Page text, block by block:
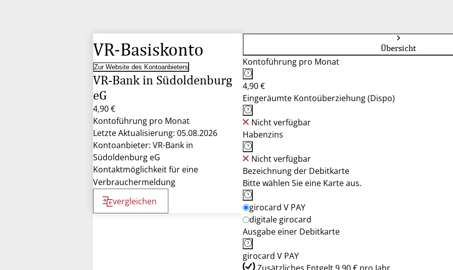
VR-Basiskonto
Zur Website des Kontoanbieters
VR-Bank in Südoldenburg
eG
4,90 €
Kontoführung pro Monat
Letzte Aktualisierung: 05.08.2026
Kontoanbieter: VR-Bank in
Südoldenburg eG
Kontaktmöglichkeit für eine
Verbrauchermeldung
vergleichen
Übersicht
Kontoführung pro Monat
4,90 €
Eingeräumte Kontoüberziehung (Dispo)
Nicht verfügbar
Habenzins
Nicht verfügbar
Bezeichnung der Debitkarte
Bitte wählen Sie eine Karte aus.
girocard V PAY
digitale girocard
Ausgabe einer Debitkarte
girocard V PAY